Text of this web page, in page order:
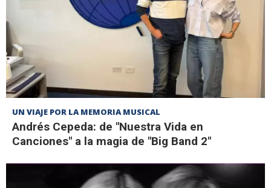
UN VIAJE POR LA MEMORIA MUSICAL
Andrés Cepeda: de "Nuestra Vida en
Canciones" a la magia de "Big Band 2"